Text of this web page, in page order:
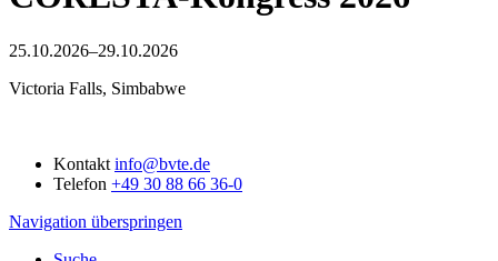
25.10.2026–29.10.2026
Victoria Falls, Simbabwe
Kontakt info@bvte.de
Telefon +49 30 88 66 36-0
Navigation überspringen